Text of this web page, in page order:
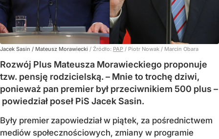
Jacek Sasin / Mateusz Morawiecki / Źródło: PAP / Piotr Nowak / Marcin Obara
Rozwój Plus Mateusza Morawieckiego proponuje
tzw. pensję rodzicielską. – Mnie to trochę dziwi,
ponieważ pan premier był przeciwnikiem 500 plus –
powiedział poseł PiS Jacek Sasin.
Były premier zapowiedział w piątek, za pośrednictwem
mediów społecznościowych, zmiany w programie